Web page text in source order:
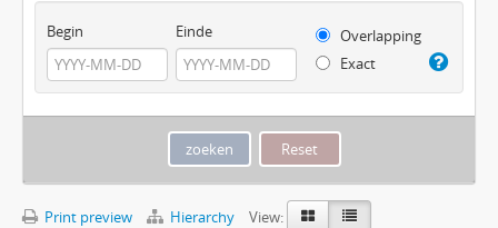
Begin Einde
Overlapping
Exact
Print preview Hierarchy
View: